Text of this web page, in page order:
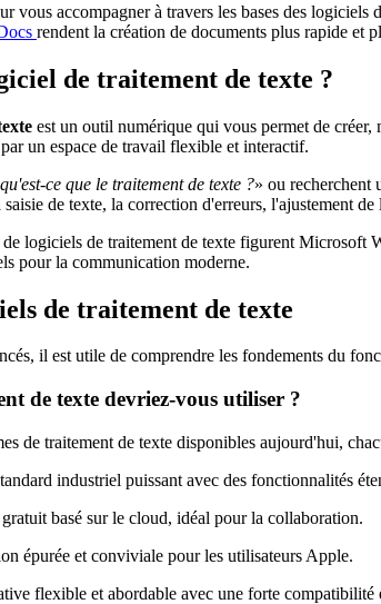
vous accompagner à travers les bases des
rendent la création de documents plus rapide et
de traitement de texte ?
est un outil numérique qui vous permet de
un espace de travail flexible et interactif.
qu'est-ce que le traitement de texte ?» ou recherchent
de texte, la correction d'erreurs, l'ajustement
logiciels de traitement de texte figurent
pour la communication moderne.
de traitement de texte
il est utile de comprendre les fondements du
de texte devriez-vous utiliser ?
de traitement de texte disponibles aujourd'hui,
industriel puissant avec des fonctionnalités
basé sur le cloud, idéal pour la collaboration.
épurée et conviviale pour les utilisateurs Apple.
flexible et abordable avec une forte compatibilité